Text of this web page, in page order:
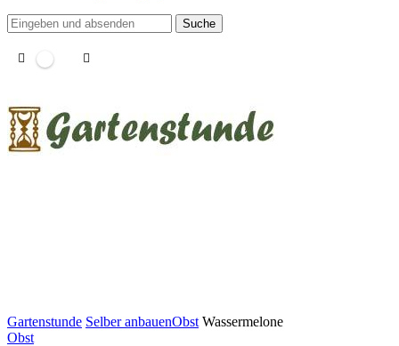
Suche
Gartenstunde Selber anbauenObst Wassermelone
Obst